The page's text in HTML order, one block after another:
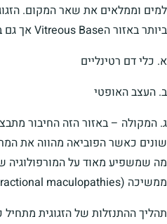
למים וממלאים את שאר המקום.
ביותר באזור הVitreous Base אך גם באזורים הבאים:
א. כלי דם רטינליים
ב. העצב האופטי
ג. המקולה – באזור הזה החיבור
שונים כאשר הפוביאה מהווה את
מה שמשפיע מאוד על המורפולוגיה
ממשיכה (tractional maculopathies)